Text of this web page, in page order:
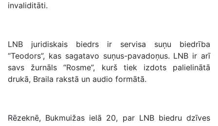
invaliditāti.
LNB juridiskais biedrs ir servisa suņu biedrība
“Teodors”, kas sagatavo suņus-pavadoņus. LNB ir arī
savs žurnāls “Rosme”, kurš tiek izdots palielinātā
drukā, Braila rakstā un audio formātā.
Rēzeknē, Bukmuižas ielā 20, par LNB biedru dzīves